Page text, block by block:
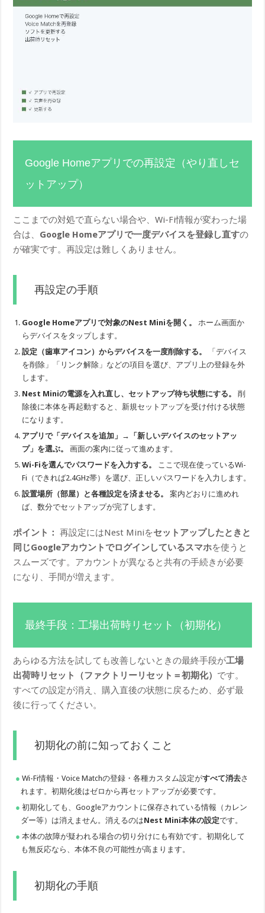
Google Homeアプリでの再設定（やり直しセ
ットアップ）
ここまでの対処で直らない場合や、Wi-Fi情報が変わった場
合は、 Google Homeアプリで一度デバイスを登録し直すの
が確実です。再設定は難しくありません。
再設定の手順
Google Homeアプリで対象のNest Miniを開く。
ホーム画面か
らデバイスをタップします。
設定（歯車アイコン）からデバイスを一度削除する。
「デバイス
を削除」「リンク解除」などの項目を選び、アプリ上の登録を外
します。
Nest Miniの電源を入れ直し、セットアップ待ち状態にする。
削
除後に本体を再起動すると、新規セットアップを受け付ける状態
になります。
アプリで「デバイスを追加」→「新しいデバイスのセットアッ
プ」を選ぶ。
画面の案内に従って進めます。
Wi-Fiを選んでパスワードを入力する。
ここで現在使っているWi-
Fi（できれば2.4GHz帯）を選び、正しいパスワードを入力します。
設置場所（部屋）と各種設定を済ませる。
案内どおりに進めれ
ば、数分でセットアップが完了します。
ポイント： 再設定にはNest Miniをセットアップしたときと
同じGoogleアカウントでログインしているスマホを使うと
スムーズです。アカウントが異なると共有の手続きが必要
になり、手間が増えます。
最終手段：工場出荷時リセット（初期化）
あらゆる方法を試しても改善しないときの最終手段が工場
出荷時リセット（ファクトリーリセット＝初期化） です。
すべての設定が消え、購入直後の状態に戻るため、必ず最
後に行ってください。
初期化の前に知っておくこと
Wi-Fi情報・Voice Matchの登録・各種カスタム設定がすべて消去さ
れます。初期化後はゼロから再セットアップが必要です。
初期化しても、Googleアカウントに保存されている情報（カレン
ダー等）は消えません。消えるのはNest Mini本体の設定です。
本体の故障が疑われる場合の切り分けにも有効です。初期化して
も無反応なら、本体不良の可能性が高まります。
初期化の手順